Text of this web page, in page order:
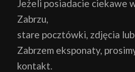
Jeżeli posiadacie ciekawe
Zabrzu,
stare pocztówki, zdjęcia
Zabrzem eksponaty,
kontakt.